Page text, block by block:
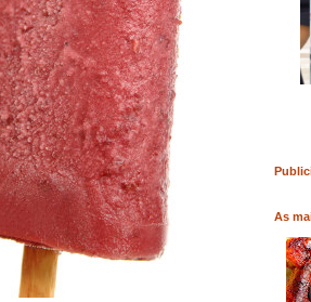
LIVRO COMPRAR LIVRO
As